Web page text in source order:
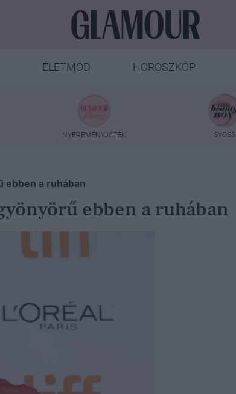
ÉLETMÓD HOROSZKÓP
NYEREMÉNYJÁTÉK SYOSS
ebben a ruhában
ebben a ruhában